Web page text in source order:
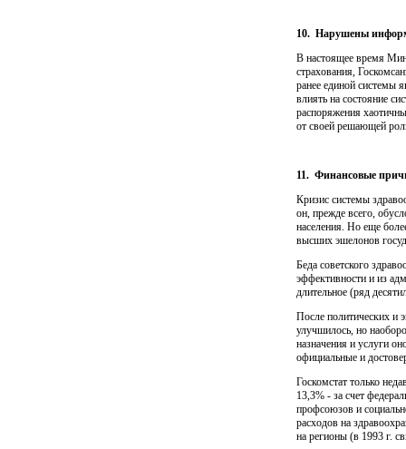
10. Нарушены
В настоящее время
страхования,
ранее единой системы
влиять на состояние
распоряжения
от своей решающей
11. Финансовые
Кризис системы
он, прежде всего,
населения. Но еще
высших эшелонов
Беда советского
эффективности и из
длительное (ряд
После политических и
улучшилось, но
назначения и услуги
официальные и
Госкомстат только
13,3% - за счет
профсоюзов и
расходов на
на регионы (в 1993 г.